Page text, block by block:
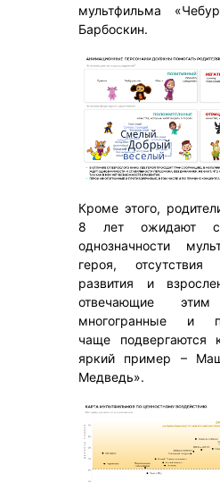
мультфильма
Барбоскин.
Кроме этого,
8 лет ожидают
однозначности
героя,
развития и
отвечающие этим
многогранные и
чаще подвергаются
яркий пример –
Медведь».